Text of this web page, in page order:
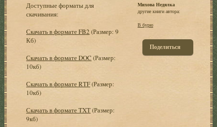
Доступные форматы для
скачивания:
Скачать в формате FB2 (Размер: 9
Кб)
Скачать в формате DOC (Размер:
10кб)
Скачать в формате RTF(Размер:
10кб)
Скачать в формате TXT(Размер:
9кб)
Михова Недялка
другие книги автора:
В бурю
Поделиться